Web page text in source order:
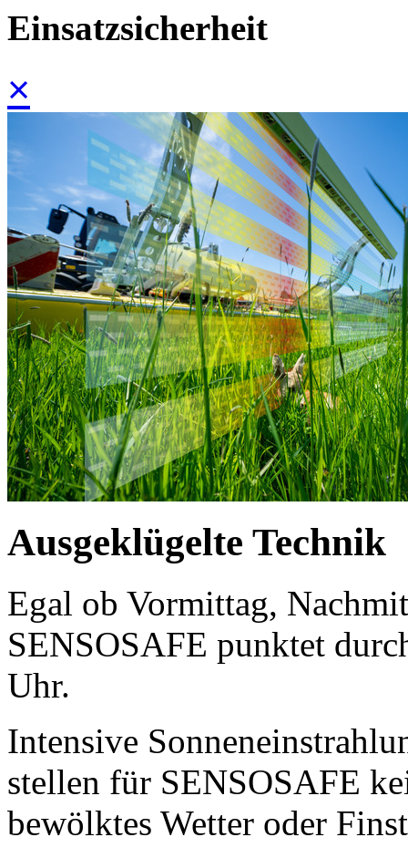
Einsatzsicherheit
×
Ausgeklügelte Technik
Egal ob Vormittag,
SENSOSAFE punktet
Uhr.
Intensive
stellen für SENSOSAFE
bewölktes Wetter oder